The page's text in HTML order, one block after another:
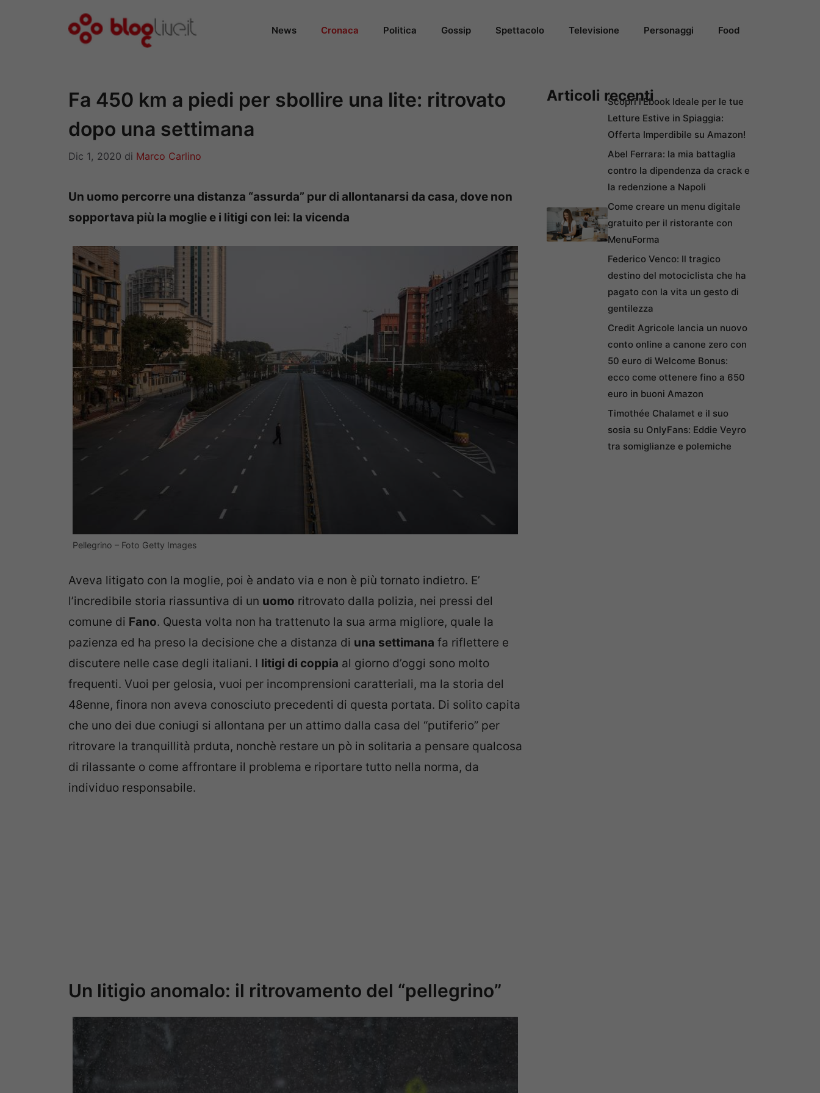
News Cronaca Politica Gossip Spettacolo Televisione Personaggi Food
Fa 450 km a piedi per sbollire una lite: ritrovato
dopo una settimana
Dic 1, 2020 di Marco Carlino
Un uomo percorre una distanza “assurda” pur di allontanarsi da casa, dove non
sopportava più la moglie e i litigi con lei: la vicenda
Pellegrino – Foto Getty Images
Aveva litigato con la moglie, poi è andato via e non è più tornato indietro. E’
l’incredibile storia riassuntiva di un uomo ritrovato dalla polizia, nei pressi del
comune di Fano. Questa volta non ha trattenuto la sua arma migliore, quale la
pazienza ed ha preso la decisione che a distanza di una settimana fa riflettere e
discutere nelle case degli italiani. I litigi di coppia al giorno d’oggi sono molto
frequenti. Vuoi per gelosia, vuoi per incomprensioni caratteriali, ma la storia del
48enne, finora non aveva conosciuto precedenti di questa portata. Di solito capita
che uno dei due coniugi si allontana per un attimo dalla casa del “putiferio” per
ritrovare la tranquillità prduta, nonchè restare un pò in solitaria a pensare qualcosa
di rilassante o come affrontare il problema e riportare tutto nella norma, da
individuo responsabile.
Un litigio anomalo: il ritrovamento del “pellegrino”
Articoli recentiScopri l’Ebook Ideale per le tue
Letture Estive in Spiaggia:
Offerta Imperdibile su Amazon!
Abel Ferrara: la mia battaglia
contro la dipendenza da crack e
la redenzione a Napoli
Come creare un menu digitale
gratuito per il ristorante con
MenuForma
Federico Venco: Il tragico
destino del motociclista che ha
pagato con la vita un gesto di
gentilezza
Credit Agricole lancia un nuovo
conto online a canone zero con
50 euro di Welcome Bonus:
ecco come ottenere fino a 650
euro in buoni Amazon
Timothée Chalamet e il suo
sosia su OnlyFans: Eddie Veyro
tra somiglianze e polemiche